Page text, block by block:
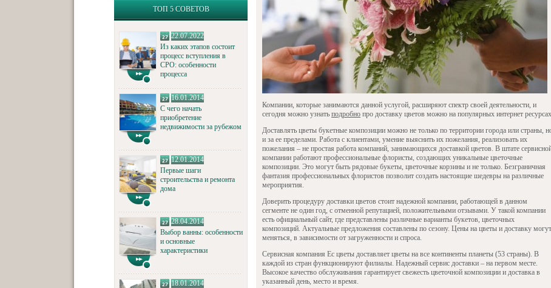
ТОП 5 СОВЕТОВ
22.07.2022
Из каких этапов состоит
процесс вступления в
СРО: особенности
процесса
16.01.2014
С чего начать
приобретение
недвижимости за рубежом
12.01.2014
Первые шаги
строительства и ремонта
дома
28.04.2014
Выбор ванны: особенности
и основные
характеристики
18.01.2014
Компании, которые занимаются данной услугой, расширяют спектр своей деятельности, и
сегодня можно узнать подробно про доставку цветов можно на популярных интернет
Доставлять цветы букетные композиции можно не только по территории города или страны,
и за ее пределами. Работа с клиентами, умение выяснить их пожелания, реализовать их
пожелания – не простая работа компаний, занимающихся доставкой цветов. В штате
компании работают профессиональные флористы, создающих уникальные цветочные
композиции. Это могут быть рядовые букеты, цветочные корзины и не только. Безграничная
фантазия профессиональных флористов позволит создать настоящие шедевры на различные
мероприятия.
Доверить процедуру доставки цветов стоит надежной компании, работающей в данном
сегменте не один год, с отменной репутацией, положительными отзывами. У такой компании
есть официальный сайт, где представлены различные варианты букетов, цветочных
композиций. Актуальные предложения составлены по сезону. Цены на цветы и доставку могут
меняться, в зависимости от загруженности и спроса.
Сервисная компания Ес цветы доставляет цветы на все континенты планеты (53 страны). В
каждой из стран функционируют филиалы. Надежный сервис доставки – на первом месте.
Высокое качество обслуживания гарантирует свежесть цветочной композиции и доставка в
указанный день, место и время.